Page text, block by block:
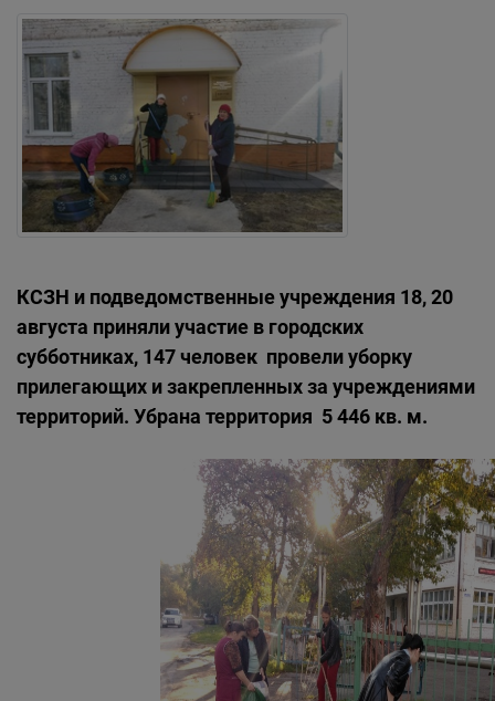
КСЗН и подведомственные учреждения 18, 20
августа приняли участие в городских
субботниках, 147 человек провели уборку
прилегающих и закрепленных за учреждениями
территорий. Убрана территория 5 446 кв. м.